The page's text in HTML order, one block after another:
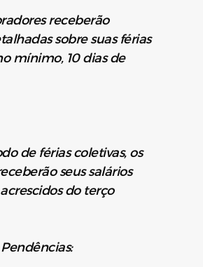
receberão
sobre suas férias
mínimo, 10 dias de
de férias coletivas, os
seus salários
do terço